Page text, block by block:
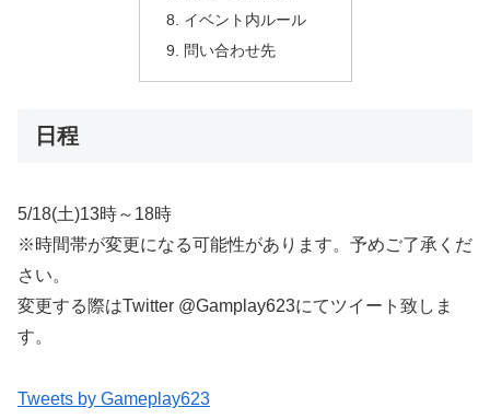
イベント内ルール
問い合わせ先
日程
5/18(土)13時～18時
※時間帯が変更になる可能性があります。予めご了承くだ
さい。
変更する際はTwitter @Gamplay623にてツイート致しま
す。
Tweets by Gameplay623